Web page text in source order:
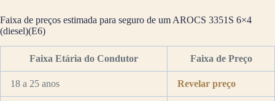
Faixa de preços estimada para seguro de um AROCS 3351S 6×4
(diesel)(E6)
Faixa Etária do Condutor Faixa de Preço
18 a 25 anos Revelar preço